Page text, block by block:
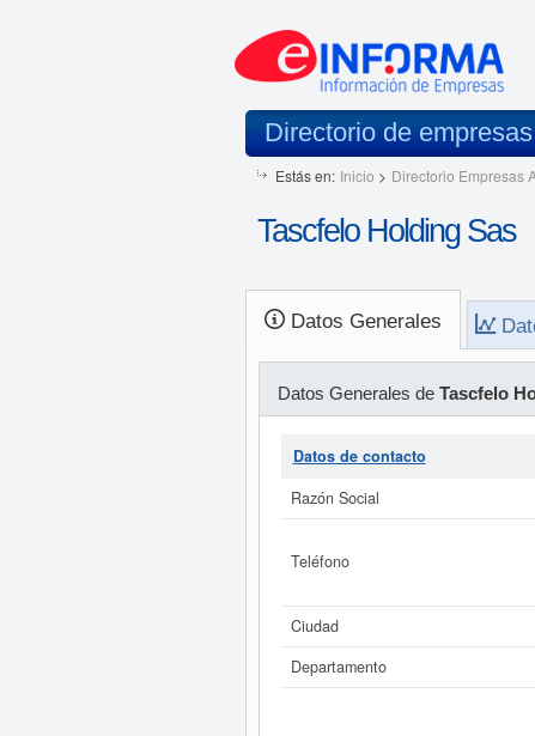
Directorio de
Estás en: Inicio > Directorio Empresas
Tascfelo Holding Sas
Datos Generales
Datos Generales de Tascfelo
Datos de contacto
Razón Social
Teléfono
Ciudad
Departamento